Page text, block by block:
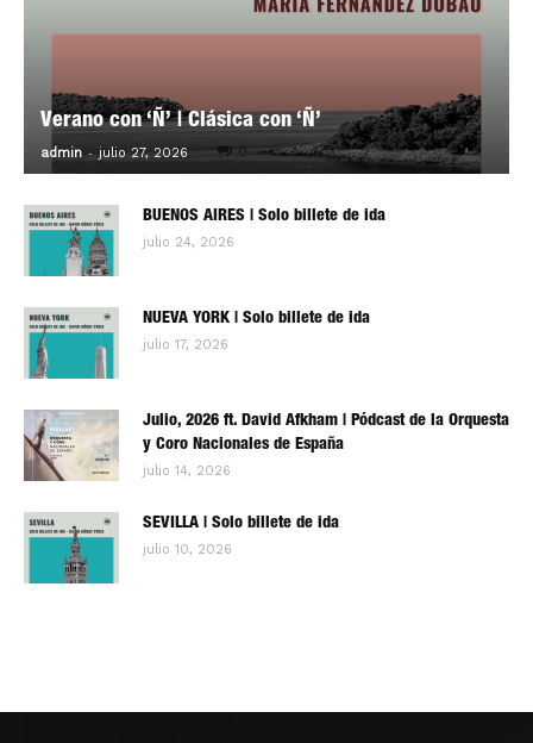
Verano con ‘Ñ’ | Clásica con ‘Ñ’
admin - julio 27, 2026 0
BUENOS AIRES | Solo billete de ida
julio 24, 2026
NUEVA YORK | Solo billete de ida
julio 17, 2026
Julio, 2026 ft. David Afkham | Pódcast de la Orquesta
y Coro Nacionales de España
julio 14, 2026
SEVILLA | Solo billete de ida
julio 10, 2026